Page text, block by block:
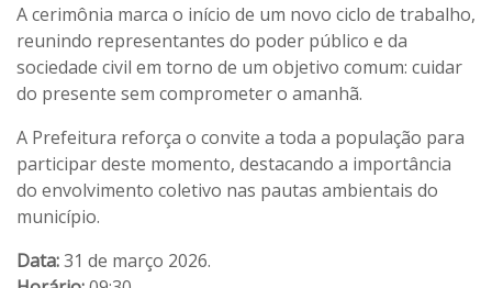
A cerimônia marca o início de um novo ciclo de trabalho,
reunindo representantes do poder público e da
sociedade civil em torno de um objetivo comum: cuidar
do presente sem comprometer o amanhã.
A Prefeitura reforça o convite a toda a população para
participar deste momento, destacando a importância
do envolvimento coletivo nas pautas ambientais do
município.
Data:31 de março 2026.